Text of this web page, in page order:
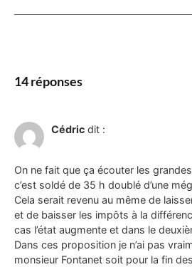
14 réponses
Cédric dit :
On ne fait que ça écouter les
c’est soldé de 35 h doublé d’une
Cela serait revenu au même de
et de baisser les impôts à la
cas l’état augmente et dans le
Dans ces proposition je n’ai pas
monsieur Fontanet soit pour la fin